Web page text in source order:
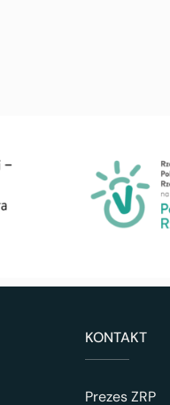
KONTAKT
Prezes ZRP